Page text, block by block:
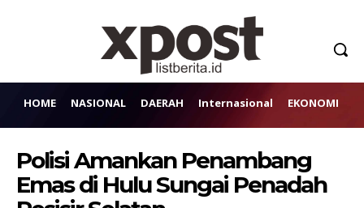
HOME NASIONAL DAERAH Internasional EKONOMI
Polisi Amankan Penambang
Emas di Hulu Sungai Penadah